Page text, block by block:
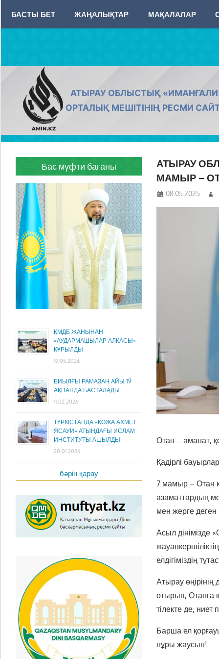
content
БАСТЫ БЕТ ЖАҢАЛЫҚТАР МАҚАЛАЛАР
AMIN.KZ
АТЫРАУ ОБЛЫСТЫҚ
ОРТАЛЫҚ МЕШІТІНІҢ РЕСМИ
АТЫРАУ
МАМЫР –
08.05.2025
Отан – аманат,
Қадірлі
7 мамыр – Отан
азаматтардың
мен жерге деген
Асыл дінімізде
елдігіміздің
Атырау өңірінің
отырып, Отанға
тілекте де, ниет
Барша ел
нұры жаусын!
Бас мүфти бағаны
ҚМДБ ЖАНЫНАН
«АУДАРМАШЫЛАР АЛҚАСЫ»
ҚҰРЫЛДЫ
19.05.2026
БИЫЛҒЫ РАМАЗАН АЙЫ 19
АҚПАНДА БАСТАЛАДЫ
11.02.2026
ТҮРКІСТАНДА «ҚОЖА АХМЕТ
ЯСАУИ» АТЫНДАҒЫ ИСЛАМ
ИНСТИТУТЫ АШЫЛДЫ
20.01.2026
бәрін қарау